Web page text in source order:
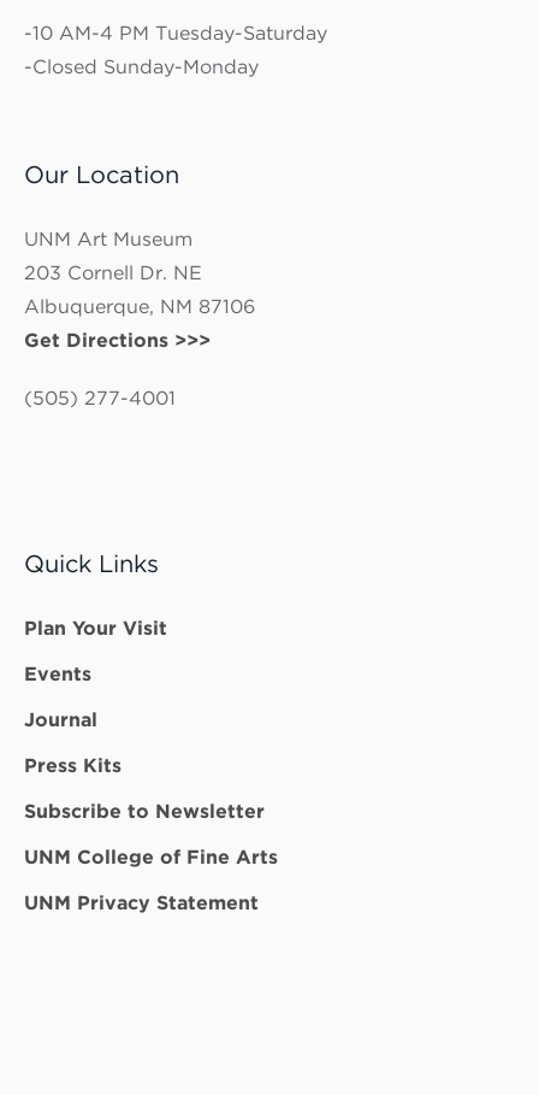
-10 AM-4 PM Tuesday-Saturday
-Closed Sunday-Monday
Our Location
UNM Art Museum
203 Cornell Dr. NE
Albuquerque, NM 87106
Get Directions >>>
(505) 277-4001
Quick Links
Plan Your Visit
Events
Journal
Press Kits
Subscribe to Newsletter
UNM College of Fine Arts
UNM Privacy Statement